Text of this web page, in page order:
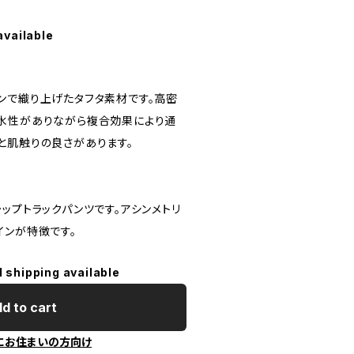
織り上げたタフタ素材です。高密
性がありながら複合効果により通
触りの良さがあります。
プトラックパンツです。アシンメトリ
が特徴です。
shipping available
to cart
お住まいの方向け